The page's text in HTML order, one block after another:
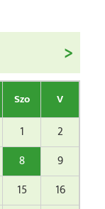
>
Szo V
1
2
8
9
15
16